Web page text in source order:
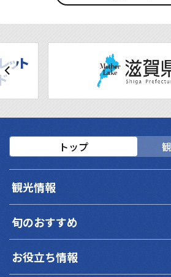
トップ
観光情報
旬のおすすめ
お役立ち情報